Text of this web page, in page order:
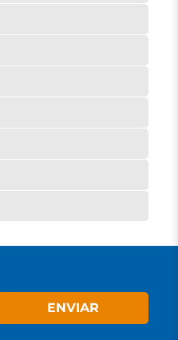
ENVIAR